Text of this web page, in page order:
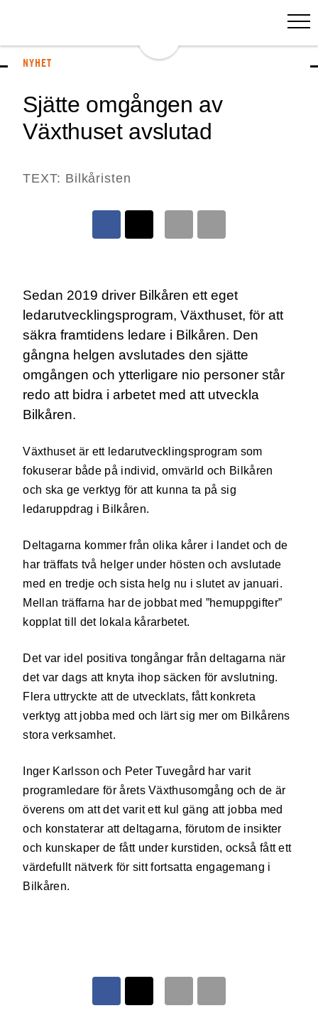
NYHET
Sjätte omgången av
Växthuset avslutad
TEXT: Bilkåristen
Sedan 2019 driver Bilkåren ett eget
ledarutvecklingsprogram, Växthuset, för att
säkra framtidens ledare i Bilkåren. Den
gångna helgen avslutades den sjätte
omgången och ytterligare nio personer står
redo att bidra i arbetet med att utveckla
Bilkåren.
Växthuset är ett ledarutvecklingsprogram som
fokuserar både på individ, omvärld och Bilkåren
och ska ge verktyg för att kunna ta på sig
ledaruppdrag i Bilkåren.
Deltagarna kommer från olika kårer i landet och de
har träffats två helger under hösten och avslutade
med en tredje och sista helg nu i slutet av januari.
Mellan träffarna har de jobbat med ”hemuppgifter”
kopplat till det lokala kårarbetet.
Det var idel positiva tongångar från deltagarna när
det var dags att knyta ihop säcken för avslutning.
Flera uttryckte att de utvecklats, fått konkreta
verktyg att jobba med och lärt sig mer om Bilkårens
stora verksamhet.
Inger Karlsson och Peter Tuvegård har varit
programledare för årets Växthusomgång och de är
överens om att det varit ett kul gäng att jobba med
och konstaterar att deltagarna, förutom de insikter
och kunskaper de fått under kurstiden, också fått ett
värdefullt nätverk för sitt fortsatta engagemang i
Bilkåren.